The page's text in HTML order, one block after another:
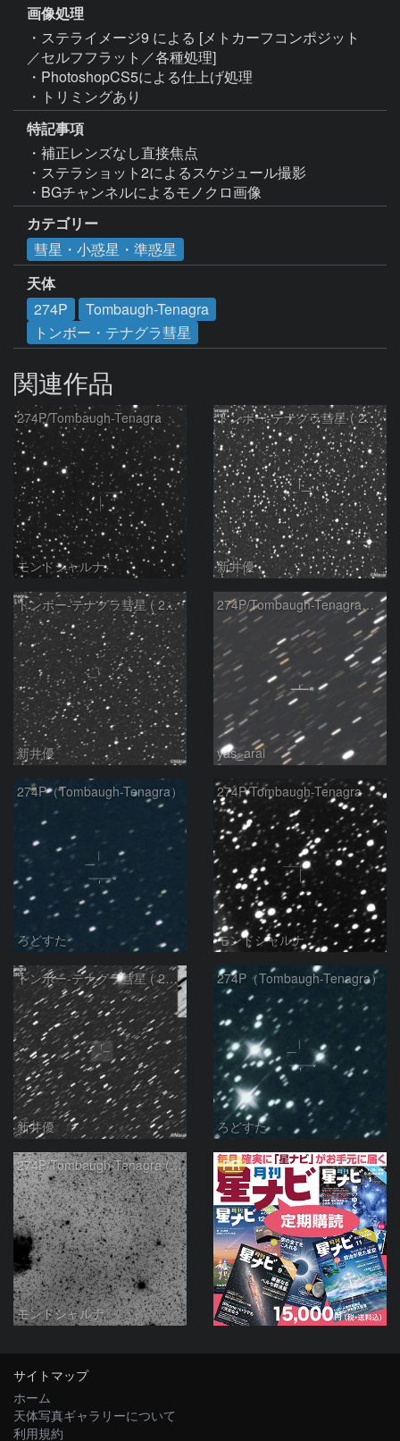
画像処理
・ステライメージ9 による [メトカーフコンポジット
／セルフフラット／各種処理]
・PhotoshopCS5による仕上げ処理
・トリミングあり
特記事項
・補正レンズなし直接焦点
・ステラショット2によるスケジュール撮影
・BGチャンネルによるモノクロ画像
カテゴリー
彗星・小惑星・準惑星
天体
274P
Tombaugh-Tenagra
トンボー・テナグラ彗星
関連作品
274P/Tombaugh-Tenagra
モンドシャルナ
トンボー-テナグラ彗星 ( 274P )：2021/01/28
新井優
トンボー-テナグラ彗星 ( 274P )：2021/12/07
新井優
274P/Tombaugh-Tenagra彗星
yas_arai
274P（Tombaugh-Tenagra）
ろどすた
274P/Tombaugh-Tenagra
モンドシャルナ
トンボー-テナグラ彗星 ( 274P )：2021/12/04
新井優
274P（Tombaugh-Tenagra）
ろどすた
274P/Tombaugh-Tenagra (unconfirmed) and NGC2174
モンドシャルナ
PR
サイトマップ
ホーム
天体写真ギャラリーについて
利用規約